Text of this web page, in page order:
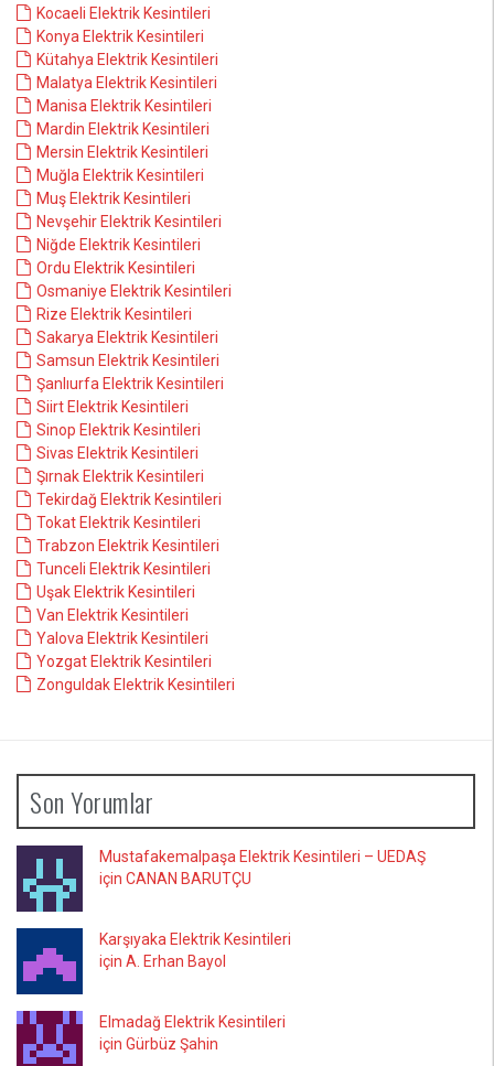
Kocaeli Elektrik Kesintileri
Konya Elektrik Kesintileri
Kütahya Elektrik Kesintileri
Malatya Elektrik Kesintileri
Manisa Elektrik Kesintileri
Mardin Elektrik Kesintileri
Mersin Elektrik Kesintileri
Muğla Elektrik Kesintileri
Muş Elektrik Kesintileri
Nevşehir Elektrik Kesintileri
Niğde Elektrik Kesintileri
Ordu Elektrik Kesintileri
Osmaniye Elektrik Kesintileri
Rize Elektrik Kesintileri
Sakarya Elektrik Kesintileri
Samsun Elektrik Kesintileri
Şanlıurfa Elektrik Kesintileri
Siirt Elektrik Kesintileri
Sinop Elektrik Kesintileri
Sivas Elektrik Kesintileri
Şırnak Elektrik Kesintileri
Tekirdağ Elektrik Kesintileri
Tokat Elektrik Kesintileri
Trabzon Elektrik Kesintileri
Tunceli Elektrik Kesintileri
Uşak Elektrik Kesintileri
Van Elektrik Kesintileri
Yalova Elektrik Kesintileri
Yozgat Elektrik Kesintileri
Zonguldak Elektrik Kesintileri
Son Yorumlar
Mustafakemalpaşa Elektrik Kesintileri – UEDAŞ
için CANAN BARUTÇU
Karşıyaka Elektrik Kesintileri
için A. Erhan Bayol
Elmadağ Elektrik Kesintileri
için Gürbüz Şahin